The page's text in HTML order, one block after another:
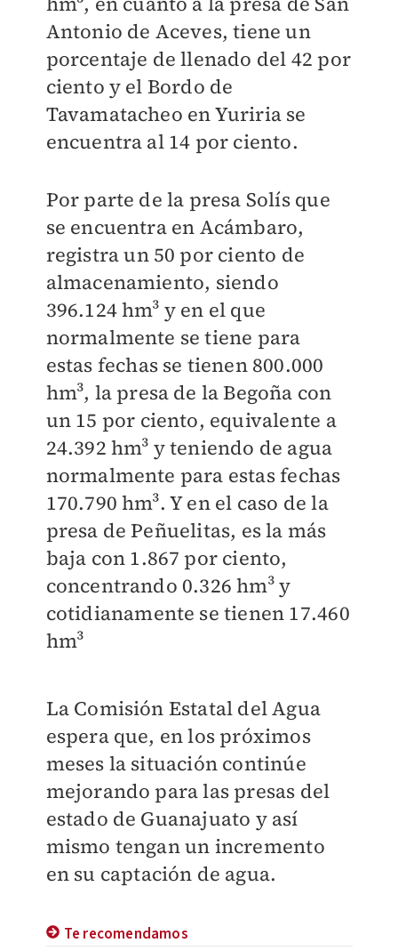
Antonio de Aceves, tiene un
porcentaje de llenado del 42 por
ciento y el Bordo de
Tavamatacheo en Yuriria se
encuentra al 14 por ciento.
Por parte de la presa Solís que
se encuentra en Acámbaro,
registra un 50 por ciento de
almacenamiento, siendo
396.124 hm³ y en el que
normalmente se tiene para
estas fechas se tienen 800.000
hm³, la presa de la Begoña con
un 15 por ciento, equivalente a
24.392 hm³ y teniendo de agua
normalmente para estas fechas
170.790 hm³. Y en el caso de la
presa de Peñuelitas, es la más
baja con 1.867 por ciento,
concentrando 0.326 hm³ y
cotidianamente se tienen 17.460
hm³
La Comisión Estatal del Agua
espera que, en los próximos
meses la situación continúe
mejorando para las presas del
estado de Guanajuato y así
mismo tengan un incremento
en su captación de agua.
Te recomendamos